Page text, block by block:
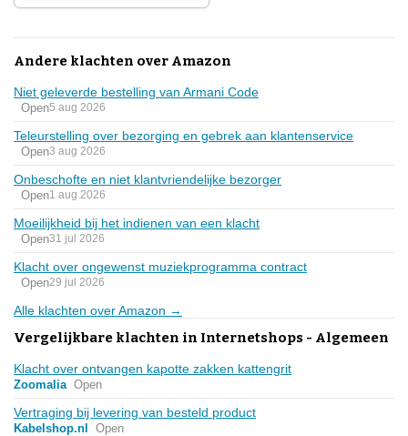
Andere klachten over Amazon
Niet geleverde bestelling van Armani Code
Open5 aug 2026
Teleurstelling over bezorging en gebrek aan klantenservice
Open3 aug 2026
Onbeschofte en niet klantvriendelijke bezorger
Open1 aug 2026
Moeilijkheid bij het indienen van een klacht
Open31 jul 2026
Klacht over ongewenst muziekprogramma contract
Open29 jul 2026
Alle klachten over Amazon →
Vergelijkbare klachten in Internetshops - Algemeen
Klacht over ontvangen kapotte zakken kattengrit
Zoomalia Open
Vertraging bij levering van besteld product
Kabelshop.nl Open